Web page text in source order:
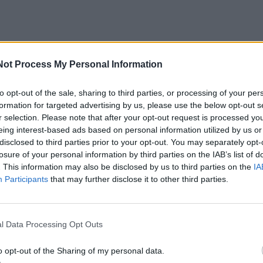
Process My Personal Information
opt-out of the sale, sharing to third parties, or processing of your
for targeted advertising by us, please use the below opt-out
selection. Please note that after your opt-out request is processed
interest-based ads based on personal information utilized by us
to third parties prior to your opt-out. You may separately
of your personal information by third parties on the IAB’s list of
This information may also be disclosed by us to third parties on the
Participants that may further disclose it to other third parties.
Data Processing Opt Outs
opt-out of the Sharing of my personal data.
įrengti papildomą apsaugą – akmenų paklotą ir
akmenų maišais (gabionais) šalia įlaidinės sienutės.
apsaugą, bus užbaigta atstatyti upės kranto linija, o šalia
tako įrengtas apsauginis atitvaras.
siekiant apsaugoti šlaitą nuo griūties ir užtikrinti žmonių